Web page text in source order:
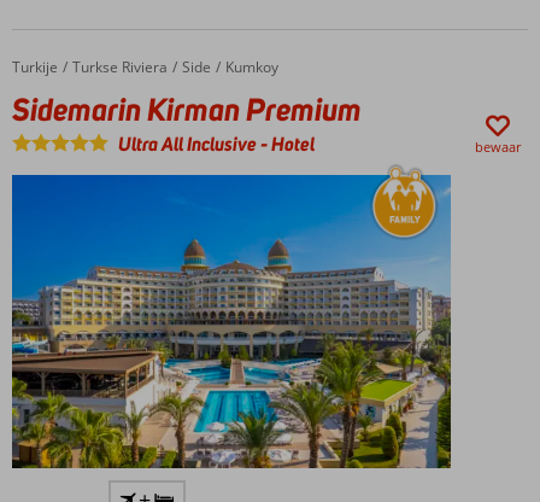
Ruime
familiekamers
Home
Turkije Turkse Riviera Side Kumkoy
Sidemarin Kirman Premium
Sidemarin Kirman Premium
Ultra All Inclusive-Hotel bewaar